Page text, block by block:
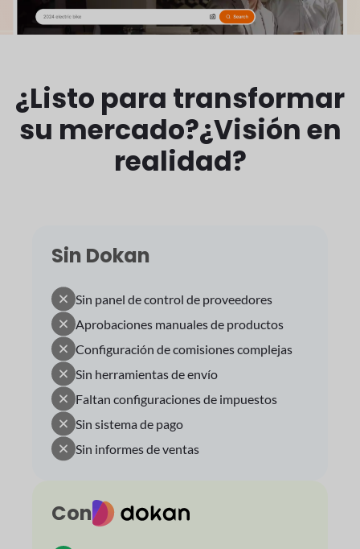
¿Listo para transformar
su mercado?¿Visión en
realidad?
Sin Dokan
Sin panel de control de proveedores
Aprobaciones manuales de productos
Configuración de comisiones complejas
Sin herramientas de envío
Faltan configuraciones de impuestos
Sin sistema de pago
Sin informes de ventas
Con